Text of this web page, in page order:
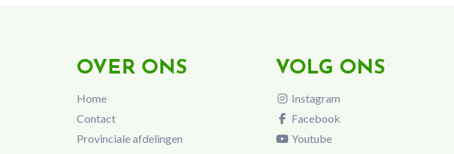
OVER ONS
Home
Contact
Provinciale afdelingen
VOLG ONS
Instagram
Facebook
Youtube